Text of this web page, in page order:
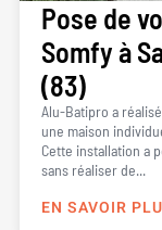
Pose de
Somfy à
(83)
Alu-Batipro a
une maison
Cette installation a
sans réaliser de...
EN SAVOIR